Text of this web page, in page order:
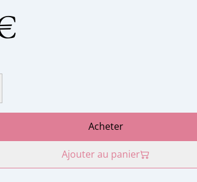
Acheter
Ajouter au panier